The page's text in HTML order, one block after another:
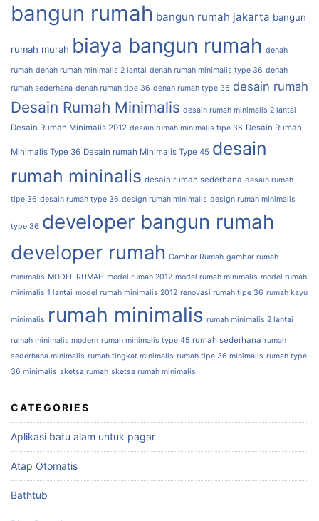
bangun rumah bangun rumah jakarta bangun
rumah murah biaya bangun rumah denah
rumah denah rumah minimalis 2 lantai denah rumah minimalis type 36 denah
rumah sederhana denah rumah tipe 36 denah rumah type 36 desain rumah
Desain Rumah Minimalis desain rumah minimalis 2 lantai
Desain Rumah Minimalis 2012 desain rumah minimalis tipe 36 Desain Rumah
Minimalis Type 36 Desain rumah Minimalis Type 45 desain
rumah mininalis desain rumah sederhana desain rumah
tipe 36 desain rumah type 36 design rumah minimalis design rumah minimalis
type 36 developer bangun rumah
developer rumah Gambar Rumah gambar rumah
minimalis MODEL RUMAH model rumah 2012 model rumah minimalis model rumah
minimalis 1 lantai model rumah minimalis 2012 renovasi rumah tipe 36 rumah kayu
minimalis rumah minimalis rumah minimalis 2 lantai
rumah minimalis modern rumah minimalis type 45 rumah sederhana rumah
sederhana minimalis rumah tingkat minimalis rumah tipe 36 minimalis rumah type
36 minimalis sketsa rumah sketsa rumah minimalis
CATEGORIES
Aplikasi batu alam untuk pagar
Atap Otomatis
Bathtub